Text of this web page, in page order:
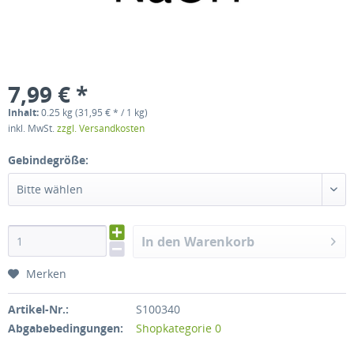
7,99 € *
Inhalt:0.25 kg (31,95 € * / 1 kg)
inkl. MwSt.zzgl. Versandkosten
Gebindegröße:
Bitte wählen
In den Warenkorb
Merken
Artikel-Nr.:
S100340
Abgabebedingungen:
Shopkategorie 0